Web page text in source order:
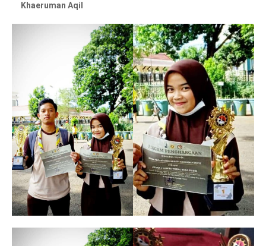
Khaeruman Aqil